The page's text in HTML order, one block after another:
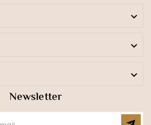



Newsletter